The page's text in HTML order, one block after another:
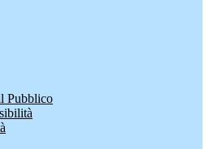
Pubblico